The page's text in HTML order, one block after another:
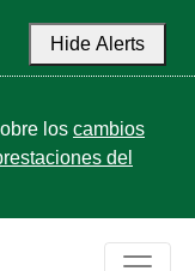
Hide Alerts
los cambios
del